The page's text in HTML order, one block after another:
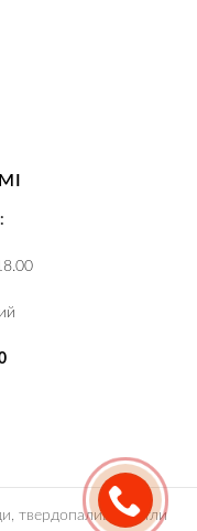
твердопаливні котли